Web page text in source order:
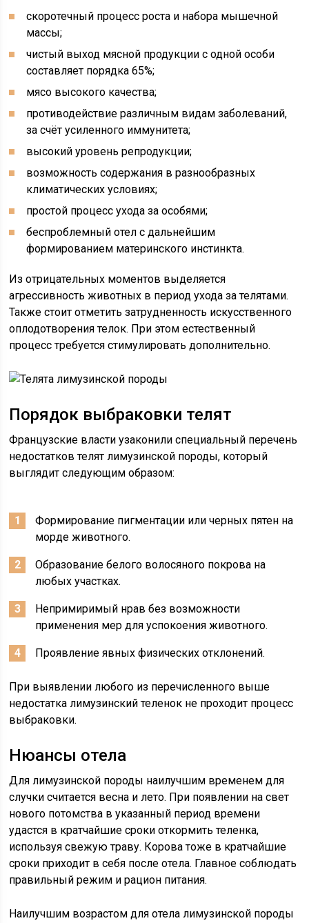
скоротечный процесс роста и набора мышечной
массы;
чистый выход мясной продукции с одной особи
составляет порядка 65%;
мясо высокого качества;
противодействие различным видам заболеваний,
за счёт усиленного иммунитета;
высокий уровень репродукции;
возможность содержания в разнообразных
климатических условиях;
простой процесс ухода за особями;
беспроблемный отел с дальнейшим
формированием материнского инстинкта.
Из отрицательных моментов выделяется
агрессивность животных в период ухода за телятами.
Также стоит отметить затрудненность искусственного
оплодотворения телок. При этом естественный
процесс требуется стимулировать дополнительно.
Порядок выбраковки телят
Французские власти узаконили специальный перечень
недостатков телят лимузинской породы, который
выглядит следующим образом:
Формирование пигментации или черных пятен на
морде животного.
Образование белого волосяного покрова на
любых участках.
Непримиримый нрав без возможности
применения мер для успокоения животного.
Проявление явных физических отклонений.
При выявлении любого из перечисленного выше
недостатка лимузинский теленок не проходит процесс
выбраковки.
Нюансы отела
Для лимузинской породы наилучшим временем для
случки считается весна и лето. При появлении на свет
нового потомства в указанный период времени
удастся в кратчайшие сроки откормить теленка,
используя свежую траву. Корова тоже в кратчайшие
сроки приходит в себя после отела. Главное соблюдать
правильный режим и рацион питания.
Наилучшим возрастом для отела лимузинской породы